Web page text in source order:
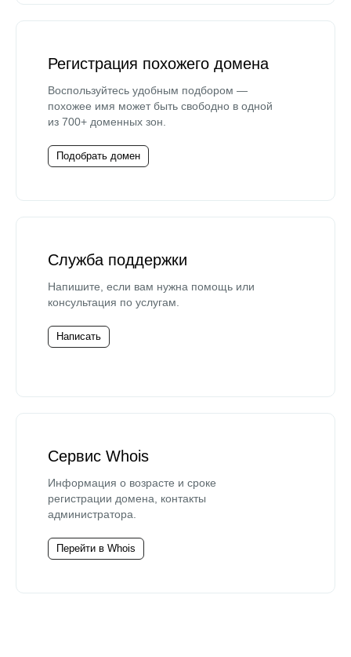
Регистрация похожего домена
Воспользуйтесь удобным подбором —
похожее имя может быть свободно в одной
из 700+ доменных зон.
Подобрать домен
Служба поддержки
Напишите, если вам нужна помощь или
консультация по услугам.
Написать
Сервис Whois
Информация о возрасте и сроке
регистрации домена, контакты
администратора.
Перейти в Whois